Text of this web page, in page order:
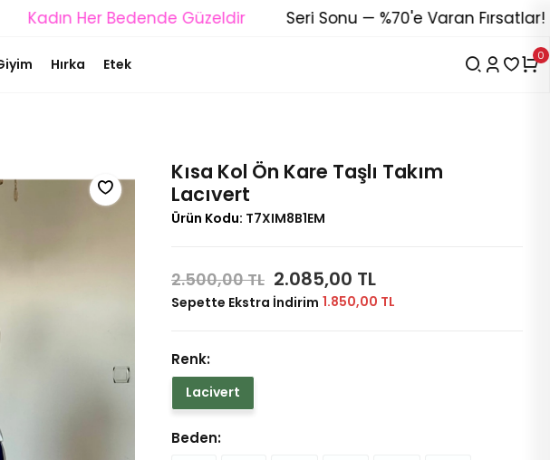
Kadın Her Bedende Güzeldir Seri Sonu — %70'e Varan Fırsatlar!
Hırka Etek 0
Kısa Kol Ön Kare Taşlı Takım
Lacıvert
Ürün Kodu: T7XIM8B1EM
2.500,00 TL 2.085,00 TL
Sepette Ekstra İndirim 1.850,00 TL
Renk:
Lacivert
Beden: